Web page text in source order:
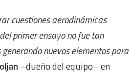
cuestiones aerodinámicas
primer ensayo no fue tan
nuevos elementos para
–dueño del equipo– en